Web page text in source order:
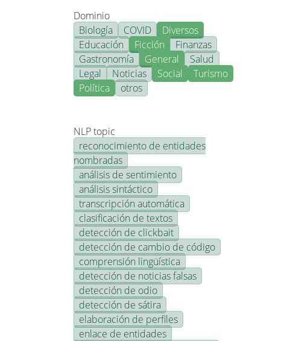
Dominio
Biología
COVID
Diversos
Educación
Ficción
Finanzas
Gastronomía
General
Salud
Legal
Noticias Social
Turismo
Política
otros
NLP topic
reconocimiento de entidades
nombradas
análisis de sentimiento
análisis sintáctico
transcripción automática
clasificación de textos
detección de clickbait
detección de cambio de código
comprensión lingüística
detección de noticias falsas
detección de odio
detección de sátira
elaboración de perfiles
enlace de entidades